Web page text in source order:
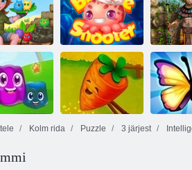
Mystic
Sea
VIIRA
Island Sea mull tukk
Kolm rida Puzzle 3 järjest